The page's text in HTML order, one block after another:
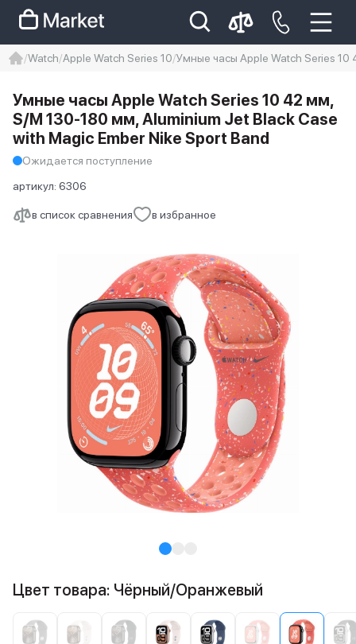
Iphone 14 pro max
айфон 14
Watch Apple Watch Series 10 Умные часы Apple Watch Series
в список сравнения в избранное
Умные часы Apple Watch Series 10 42 мм,
S/M 130-180 мм, Aluminium Jet Black Case
with Magic Ember Nike Sport Band
Ожидается поступление
артикул: 6306
Цвет товара: Чёрный/Оранжевый